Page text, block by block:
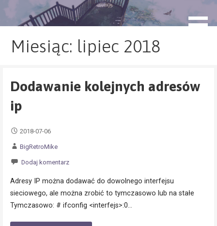
blog.monogatari.pl
Miesiąc: lipiec 2018
Dodawanie kolejnych adresów
ip
2018-07-06
BigRetroMike
Dodaj komentarz
Adresy IP można dodawać do dowolnego interfejsu
sieciowego, ale można zrobić to tymczasowo lub na stałe
Tymczasowo: # ifconfig <interfejs>:0…